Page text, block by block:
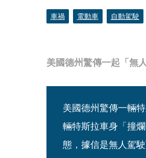
美國德州驚傳一起「無
車禍 電動車 自動駕駛
美國德州驚傳一輛
輛特斯拉車身「撞
態，據信是無人駕駛